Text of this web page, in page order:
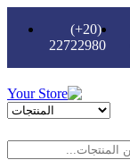
(+20)
22722980